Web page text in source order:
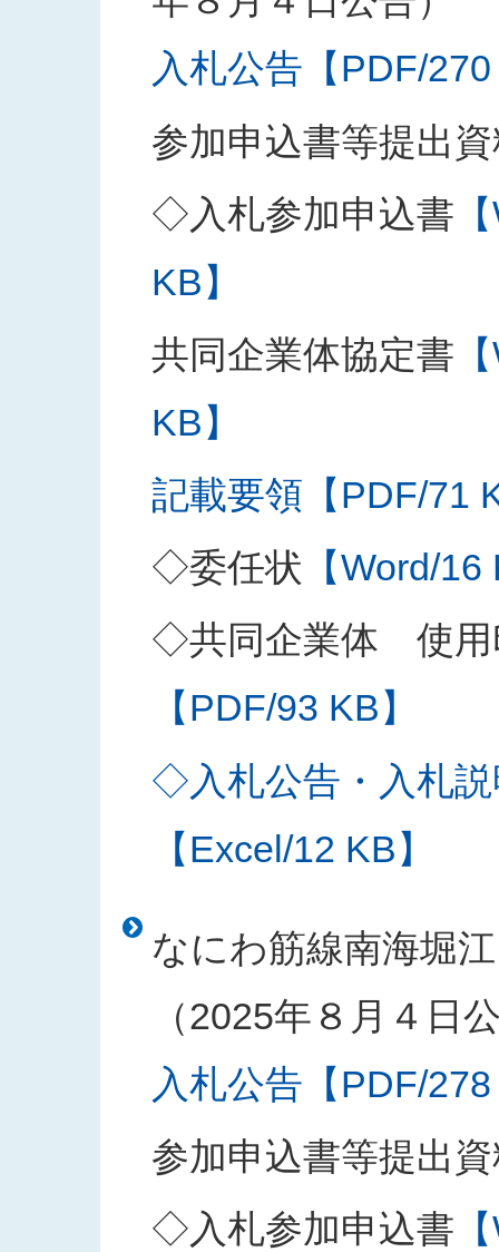
入札公告【PDF/
参加申込書等提出
◇入札参加申込書
KB】
共同企業体協定書
KB】
記載要領【PDF/71
◇委任状 【Word/
◇共同企業体 使用
【PDF/93 KB】
◇入札公告・入札
【Excel/12 KB】
なにわ筋線南海堀
（2025年８月４日
入札公告【PDF/
参加申込書等提出
◇入札参加申込書